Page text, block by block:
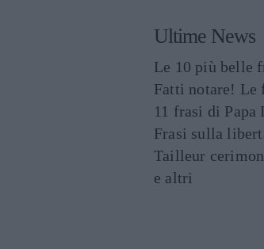
Ultime News
Le 10 più belle
Fatti notare! Le
11 frasi di Papa
Frasi sulla
Tailleur
e altri